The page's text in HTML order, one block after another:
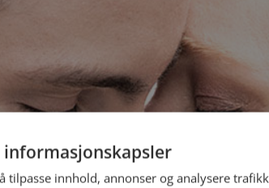
innhold, annonser og analysere